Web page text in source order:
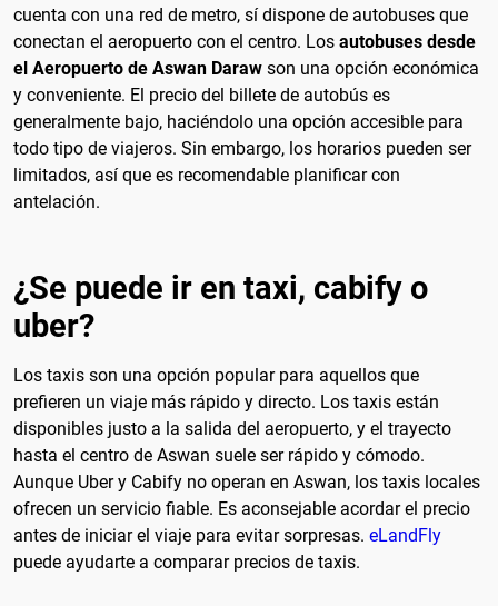
cuenta con una red de metro, sí dispone de autobuses que
conectan el aeropuerto con el centro. Los autobuses desde
el Aeropuerto de Aswan Daraw son una opción económica
y conveniente. El precio del billete de autobús es
generalmente bajo, haciéndolo una opción accesible para
todo tipo de viajeros. Sin embargo, los horarios pueden ser
limitados, así que es recomendable planificar con
antelación.
¿Se puede ir en taxi, cabify o
uber?
Los taxis son una opción popular para aquellos que
prefieren un viaje más rápido y directo. Los taxis están
disponibles justo a la salida del aeropuerto, y el trayecto
hasta el centro de Aswan suele ser rápido y cómodo.
Aunque Uber y Cabify no operan en Aswan, los taxis locales
ofrecen un servicio fiable. Es aconsejable acordar el precio
antes de iniciar el viaje para evitar sorpresas. eLandFly
puede ayudarte a comparar precios de taxis.